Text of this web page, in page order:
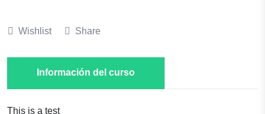
Wishlist Share
Información del curso
This is a test